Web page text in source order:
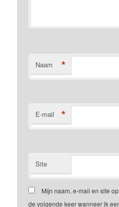
Naam *
E-mail *
Site
Mijn naam, e-mail en site
de volgende keer wanneer ik